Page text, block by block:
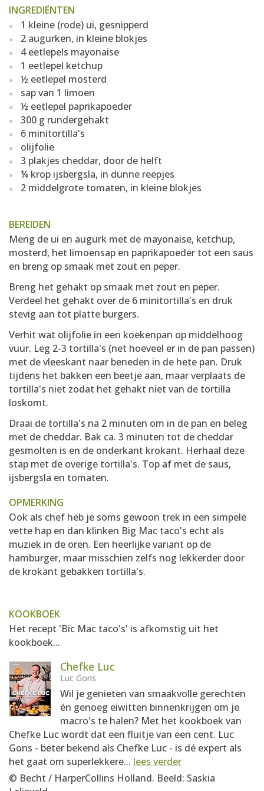
INGREDIËNTEN
1 kleine (rode) ui, gesnipperd
2 augurken, in kleine blokjes
4 eetlepels mayonaise
1 eetlepel ketchup
½ eetlepel mosterd
sap van 1 limoen
½ eetlepel paprikapoeder
300 g rundergehakt
6 minitortilla's
olijfolie
3 plakjes cheddar, door de helft
¼ krop ijsbergsla, in dunne reepjes
2 middelgrote tomaten, in kleine blokjes
BEREIDEN
Meng de ui en augurk met de mayonaise, ketchup,
mosterd, het limoensap en paprikapoeder tot een saus
en breng op smaak met zout en peper.
Breng het gehakt op smaak met zout en peper.
Verdeel het gehakt over de 6 minitortilla's en druk
stevig aan tot platte burgers.
Verhit wat olijfolie in een koekenpan op middelhoog
vuur. Leg 2-3 tortilla's (net hoeveel er in de pan passen)
met de vleeskant naar beneden in de hete pan. Druk
tijdens het bakken een beetje aan, maar verplaats de
tortilla's niet zodat het gehakt niet van de tortilla
loskomt.
Draai de tortilla's na 2 minuten om in de pan en beleg
met de cheddar. Bak ca. 3 minuten tot de cheddar
gesmolten is en de onderkant krokant. Herhaal deze
stap met de overige tortilla's. Top af met de saus,
ijsbergsla en tomaten.
OPMERKING
Ook als chef heb je soms gewoon trek in een simpele
vette hap en dan klinken Big Mac taco's echt als
muziek in de oren. Een heerlijke variant op de
hamburger, maar misschien zelfs nog lekkerder door
de krokant gebakken tortilla's.
KOOKBOEK
Het recept 'Bic Mac taco's' is afkomstig uit het
kookboek...
Chefke Luc
Luc Gons
Wil je genieten van smaakvolle gerechten
én genoeg eiwitten binnenkrijgen om je
macro's te halen? Met het kookboek van
Chefke Luc wordt dat een fluitje van een cent. Luc
Gons - beter bekend als Chefke Luc - is dé expert als
het gaat om superlekkere... lees verder
© Becht / HarperCollins Holland. Beeld: Saskia